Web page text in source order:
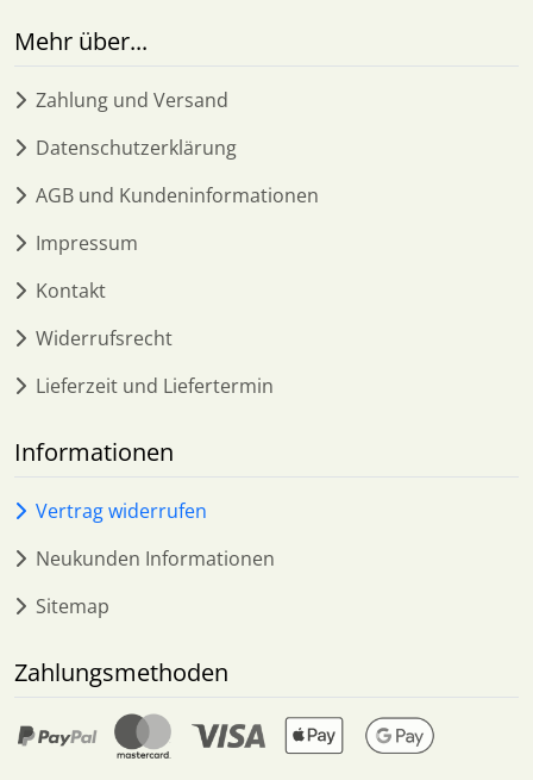
Mehr über...
Zahlung und Versand
Datenschutzerklärung
AGB und Kundeninformationen
Impressum
Kontakt
Widerrufsrecht
Lieferzeit und Liefertermin
Informationen
Vertrag widerrufen
Neukunden Informationen
Sitemap
Zahlungsmethoden